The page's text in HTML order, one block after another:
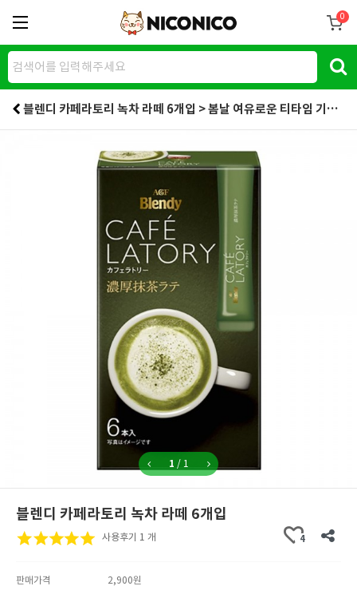
0
블렌디 카페라토리 녹차 라떼 6개입 > 봄날 여유로운 티타임 기획전
1 / 1
블렌디 카페라토리 녹차 라떼 6개입
사용후기 1 개 4
판매가격
2,900원